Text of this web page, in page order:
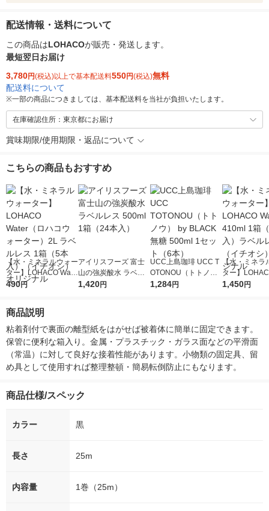
配送情報・送料について
この商品はLOHACOが販売・発送します。
最短翌日お届け
3,780円(税込)以上で基本配送料550円(税込)無料
配送料について
※一部の商品につきましては、基本配送料を当社が負担いたします。
在庫確認住所：東京都にお届け
賞味期限/使用期限・返品について
こちらの商品もおすすめ
【水・ミネラルウォー
ター】LOHACO Wate
r（ロハコウォータ
シ） オリジナル
490円
アイリスフーズ 富士
山の強炭酸水 ラベル
レス 500ml 1箱（24
1,420円
UCC上島珈琲 UCC T
OTONOU（トトノ
ウ） by BLACK無糖 5
1,284円
【水・ミネラ
ター】
r 410ml 1箱（
1,450円
商品説明
粘着剤付で裏面の離型紙をはがせば被着体に簡単に固定できます。
保管に便利な箱入り。金属・プラスチック・ガラス面などの平滑面
（常温）に対して良好な接着性能があります。小物類の固定具、留
め具として使用すれば整理整頓・簡易転倒防止にもなります。
商品仕様/スペック
カラー 黒
長さ 25m
内容量 1巻（25m）